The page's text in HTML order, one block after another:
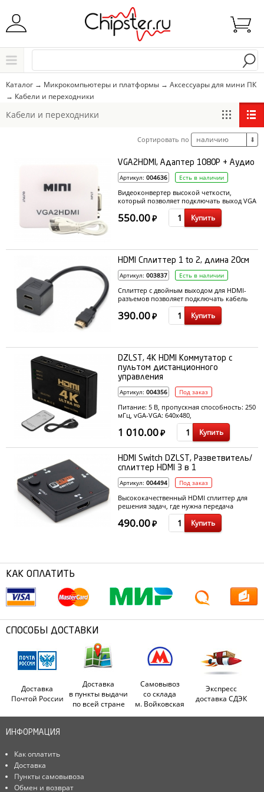
Начните водить название города..
Выбрать
Каталог → Микрокомпьютеры и платформы → Аксессуары для мини ПК
→ Кабели и переходники
Кабели и переходники
Сортировать по наличию ⬇
VGA2HDMI, Адаптер 1080Р + Аудио
Артикул: 004636 Есть в наличии
Видеоконвертер высокой четкости,
который позволяет подключать выход VGA
(HD 15) от ПК к цифровому входу HDMI
новейшего плазменного телевизора
высокой четкости, ЖК-дисплея,
550.00₽ Купить
HDMI Сплиттер 1 to 2, длина 20см
Артикул: 003837 Есть в наличии
Сплиттер с двойным выходом для HDMI-
разъемов позволяет подключать кабель
HDMI к задней панели телевизора,
проектора или монитора
390.00₽ Купить
DZLST, 4K HDMI Коммутатор с
пультом дистанционного
управления
Артикул: 004356 Под заказ
Питание: 5 В, пропускная способность: 250
мГц, vGA-VGA: 640x480,
800x600,1024x768,1280x1024, dTV/HDTV:
480i, 576i, 480P, 576P, 720P, 1080i, 1080P,
видео выход: HDMI 1.3b + HDCP1.0/1,1,
входы: 3 х HDMI, выходы: 1 х HDMI
1 010.00₽ Купить
HDMI Switch DZLST, Разветвитель/
сплиттер HDMI 3 в 1
Артикул: 004494 Под заказ
Высококачественный HDMI сплиттер для
решения задач, где нужна передача
сигнала HDMI с нескольких устройств на
один монитор
490.00₽ Купить
КАК ОПЛАТИТЬ
СПОСОБЫ ДОСТАВКИ
Доставка
Почтой России
Доставка
в пункты выдачи
по всей стране
Самовывоз
со склада
м. Войковская
Экспресс
доставка СДЭК
ИНФОРМАЦИЯ
Как оплатить
Доставка
Пункты самовывоза
Обмен и возврат